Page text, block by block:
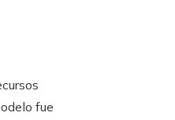
fue